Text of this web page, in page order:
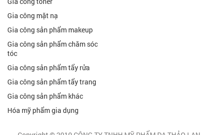
Gia công mặt nạ
Gia công sản phẩm makeup
Gia công sản phẩm chăm sóc
tóc
Gia công sản phẩm tẩy rửa
Gia công sản phẩm tẩy trang
Gia công sản phẩm khác
Hóa mỹ phẩm gia dụng